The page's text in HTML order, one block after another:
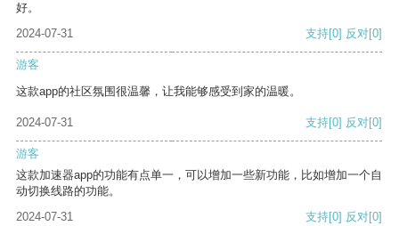
好。
2024-07-31
支持[0] 反对[0]
游客
这款app的社区氛围很温馨，让我能够感受到家的温暖。
2024-07-31 支持[0] 反对[0]
游客
这款加速器app的功能有点单一，可以增加一些新功能，比如增加一个自
动切换线路的功能。
2024-07-31
支持[0] 反对[0]